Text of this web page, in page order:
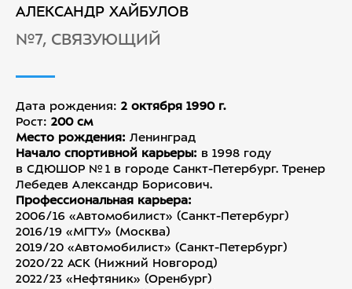
АЛЕКСАНДР ХАЙБУЛОВ
№7, СВЯЗУЮЩИЙ
Дата рождения: 2 октября 1990 г.
Рост: 200 см
Место рождения: Ленинград
Начало спортивной карьеры: в 1998 году
в СДЮШОР № 1 в городе Санкт-Петербург. Тренер
Лебедев Александр Борисович.
Профессиональная карьера:
2006/16 «Автомобилист» (Санкт-Петербург)
2016/19 «МГТУ» (Москва)
2019/20 «Автомобилист» (Санкт-Петербург)
2020/22 АСК (Нижний Новгород)
2022/23 «Нефтяник» (Оренбург)